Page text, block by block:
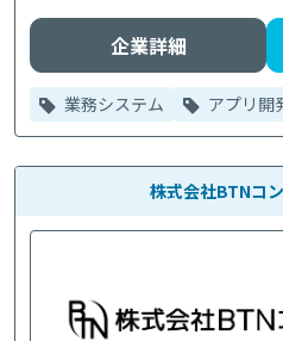
企業詳細
業務システム アプリ開
株式会社BTNコ